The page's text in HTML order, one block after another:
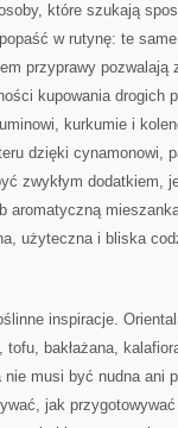
które szukają
w rutynę: te
przyprawy pozwalają
kupowania drogich
kurkumie i
dzięki cynamonowi,
zwykłym dodatkiem,
aromatyczną
użyteczna i bliska
inspiracje.
bakłażana,
musi być nudna ani
jak